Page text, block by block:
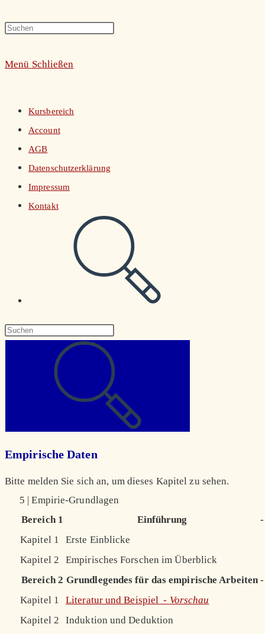
umschalten
Press
Menü Schließen
Kursbereich
Account
AGB
Datenschutzerklärung
Impressum
Kontakt
Diese
durchsuchen
Empirische Daten
Bitte melden Sie sich an, um dieses Kapitel zu sehen.
5 | Empirie-Grundlagen
Bereich 1
Einführung
-
Kapitel 1
Erste Einblicke
Kapitel 2
Empirisches Forschen im Überblick
Bereich 2 Grundlegendes für das empirische Arbeiten -
Kapitel 1
Literatur und Beispiel - Vorschau
Kapitel 2
Induktion und Deduktion